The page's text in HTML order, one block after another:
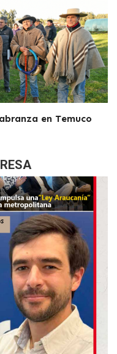
en Temuco